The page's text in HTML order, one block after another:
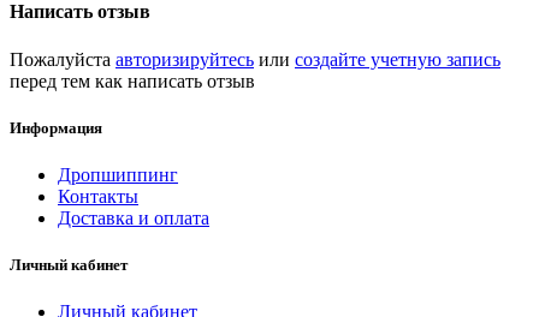
Написать отзыв
Пожалуйста авторизируйтесь или создайте учетную запись
перед тем как написать отзыв
Информация
Дропшиппинг
Контакты
Доставка и оплата
Личный кабинет
Личный кабинет